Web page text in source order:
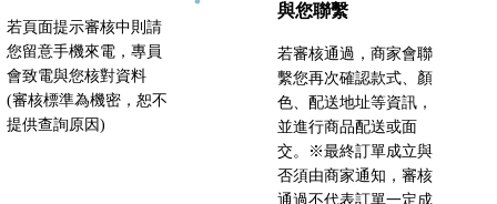
若頁面提示審核中則請
您留意手機來電，專員
會致電與您核對資料
(審核標準為機密，恕不
提供查詢原因)
與您聯繫
若審核通過，商家會聯
繫您再次確認款式、顏
色、配送地址等資訊，
並進行商品配送或面
交。※最終訂單成立與
否須由商家通知，審核
通過不代表訂單一定成